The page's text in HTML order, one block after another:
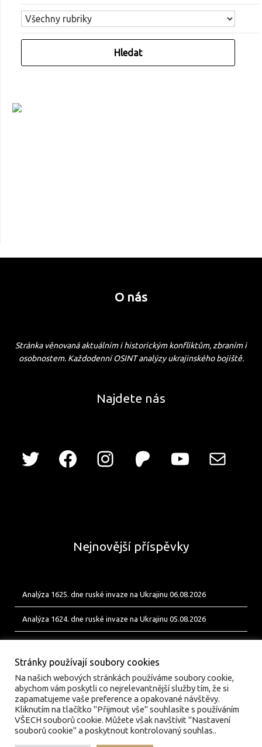
O nás
Stránka věnovaná aktuálním i historickým konfliktům, zbraním i
osobnostem. Každodenní OSINT analýzy ukrajinského bojiště.
Najdete nás
Nejnovější příspěvky
Analýza 1625. dne ruské invaze na Ukrajinu 06.08.2026
Analýza 1624. dne ruské invaze na Ukrajinu 05.08.2026
Stránky používají soubory cookies
Na našich webových stránkách používáme soubory cookie,
abychom vám poskytli co nejrelevantnější služby tím, že si
zapamatujeme vaše preference a opakované návštěvy.
Kliknutím na tlačítko "Přijmout vše" souhlasíte s používáním
VŠECH souborů cookie. Můžete však navštívit "Nastavení
souborů cookie" a poskytnout kontrolovaný souhlas..